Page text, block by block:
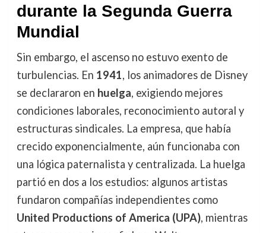
durante la Segunda Guerra
Mundial
Sin embargo, el ascenso no estuvo exento de
turbulencias. En 1941, los animadores de Disney
se declararon en huelga, exigiendo mejores
condiciones laborales, reconocimiento autoral y
estructuras sindicales. La empresa, que había
crecido exponencialmente, aún funcionaba con
una lógica paternalista y centralizada. La huelga
partió en dos a los estudios: algunos artistas
fundaron compañías independientes como
United Productions of America (UPA), mientras